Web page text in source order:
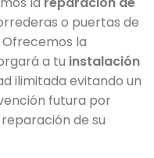
o puertas de
la
a tu instalación
ilimitada evitando un
futura por
de su